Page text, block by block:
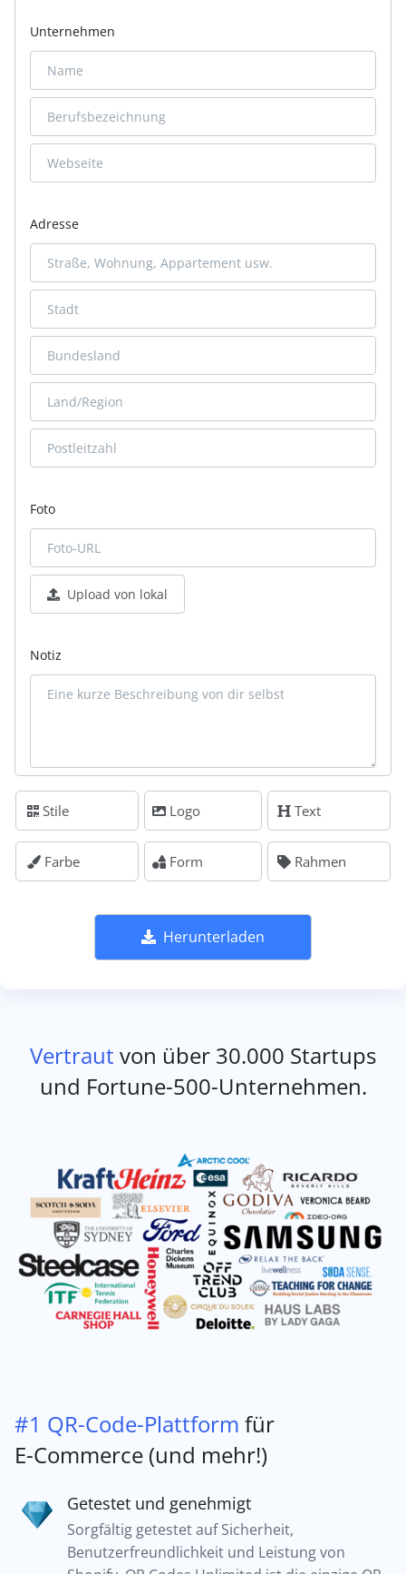
Unternehmen
Adresse
Foto
Upload von lokal
Notiz
Stile Logo Text
Farbe Form Rahmen
Herunterladen
Vertraut von über 30.000 Startups
und Fortune-500-Unternehmen.
#1 QR-Code-Plattform für
E-Commerce (und mehr!)
Getestet und genehmigt
Sorgfältig getestet auf Sicherheit,
Benutzerfreundlichkeit und Leistung von